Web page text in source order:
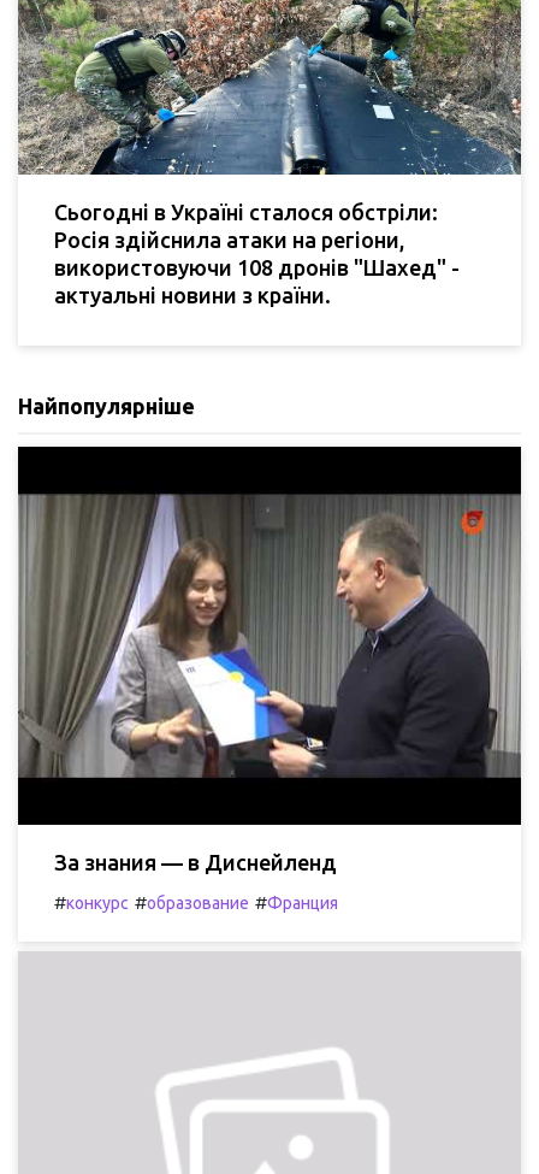
Сьогодні в Україні сталося обстріли:
Росія здійснила атаки на регіони,
використовуючи 108 дронів "Шахед" -
актуальні новини з країни.
Найпопулярніше
За знания — в Диснейленд
#конкурс #образование #Франция